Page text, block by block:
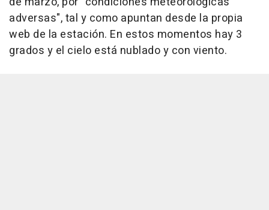
adversas", tal y como apuntan desde la propia
web de la estación. En estos momentos hay 3
grados y el cielo está nublado y con viento.